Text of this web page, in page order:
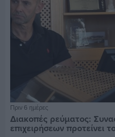
Πριν 6 ημέρες
Διακοπές ρεύματος:
επιχειρήσεων προτείνει